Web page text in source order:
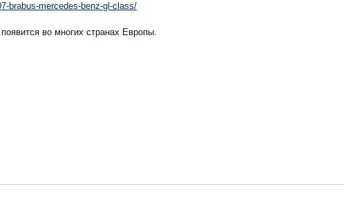
brabus-mercedes-benz-gl-class/
во многих странах Европы.